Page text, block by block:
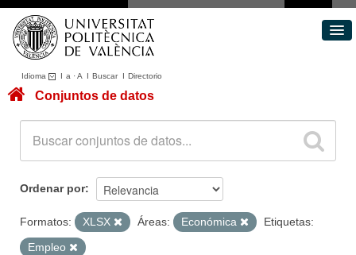
Idioma I a ·A I BuscarI Directorio
Conjuntos de datos
Acerca de
Portal de Transparencia
Conjuntos de datos
Ordenar por
Formatos: XLSX Áreas: Económica
Etiquetas:
Empleo